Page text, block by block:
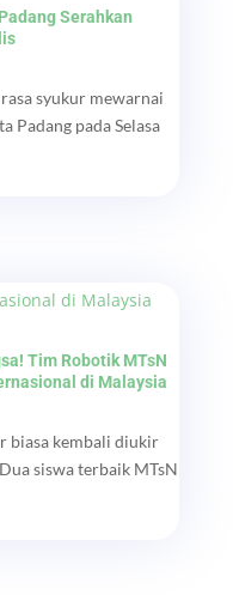
Serahkan
syukur mewarnai
Padang pada Selasa
Tim Robotik MTsN
di Malaysia
biasa kembali diukir
siswa terbaik MTsN